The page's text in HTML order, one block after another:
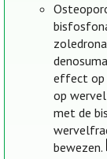
effect op
op
met de
bewezen.